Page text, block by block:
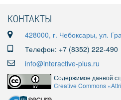
КОНТАКТЫ
428000, г. Чебоксары, ул.
Телефон: +7 (8352) 222-490
info@interactive-plus.ru
Содержимое данной
Creative Commons